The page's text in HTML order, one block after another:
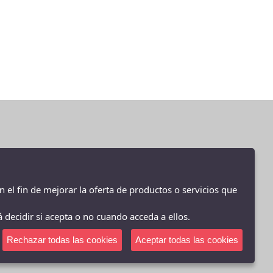
3-4 AÑOS
31-32
31.5
el fin de mejorar la oferta de productos o servicios que
si acepta o no cuando acceda a ellos.
Rechazar todas las cookies Aceptar todas las cookies